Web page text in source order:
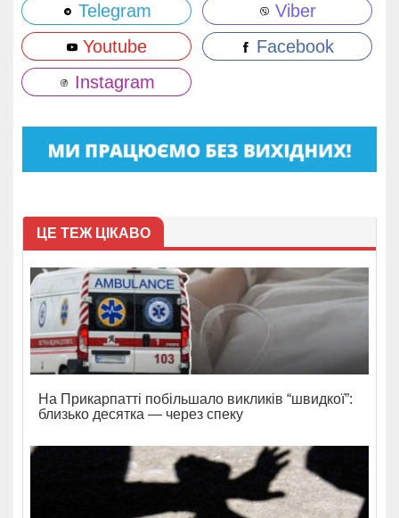
Telegram
Viber
Youtube
Facebook
Instagram
ЦЕ ТЕЖ ЦІКАВО
На Прикарпатті побільшало викликів “швидкої”:
близько десятка — через спеку